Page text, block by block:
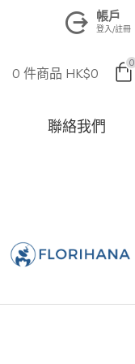
帳戶
登入/註冊
0 件商品 HK$0
0
聯絡我們